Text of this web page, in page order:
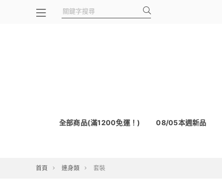
全部商品(滿1200免運！) 08/05本週新品
首頁 連身類 套裝